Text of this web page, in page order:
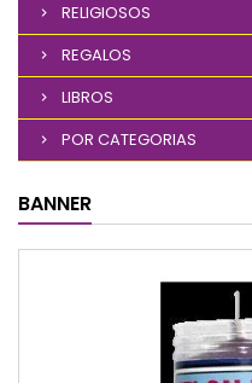
RELIGIOSOS
REGALOS
LIBROS
POR CATEGORIAS
BANNER